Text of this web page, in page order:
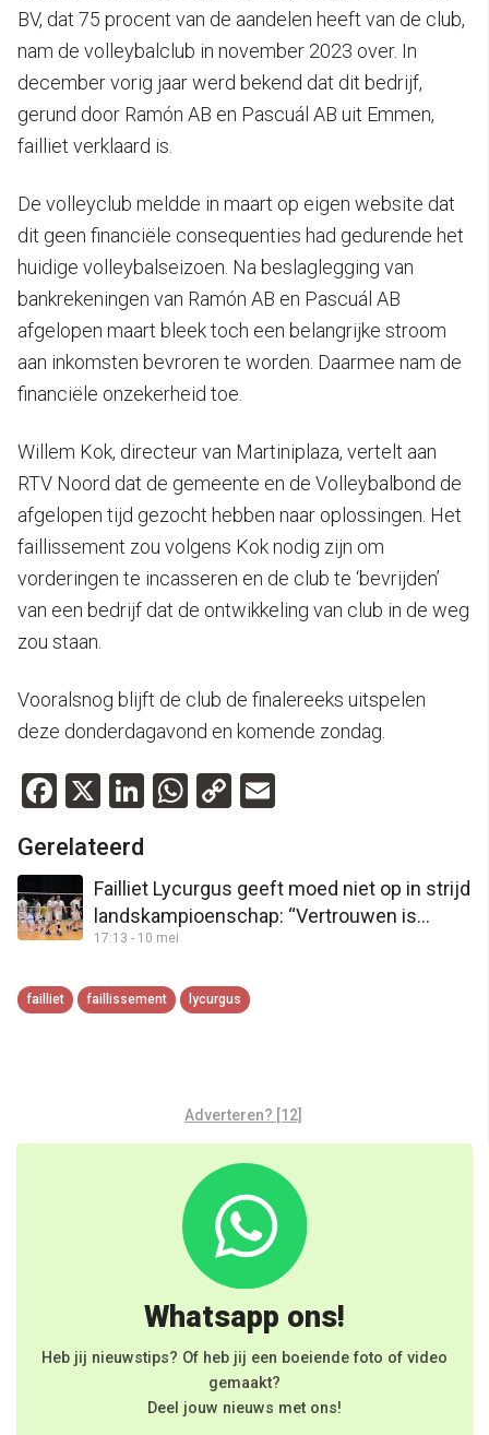
BV, dat 75 procent van de aandelen heeft van de club,
nam de volleybalclub in november 2023 over. In
december vorig jaar werd bekend dat dit bedrijf,
gerund door Ramón AB en Pascuál AB uit Emmen,
failliet verklaard is.
De volleyclub meldde in maart op eigen website dat
dit geen financiële consequenties had gedurende het
huidige volleybalseizoen. Na beslaglegging van
bankrekeningen van Ramón AB en Pascuál AB
afgelopen maart bleek toch een belangrijke stroom
aan inkomsten bevroren te worden. Daarmee nam de
financiële onzekerheid toe.
Willem Kok, directeur van Martiniplaza, vertelt aan
RTV Noord dat de gemeente en de Volleybalbond de
afgelopen tijd gezocht hebben naar oplossingen. Het
faillissement zou volgens Kok nodig zijn om
vorderingen te incasseren en de club te ‘bevrijden’
van een bedrijf dat de ontwikkeling van club in de weg
zou staan.
Vooralsnog blijft de club de finalereeks uitspelen
deze donderdagavond en komende zondag.
Facebook
X LinkedIn
WhatsApp
Copy
Gerelateerd
Failliet Lycurgus geeft moed niet op in strijd
landskampioenschap: “Vertrouwen is
groot”
17:13 - 10 mei
failliet faillissement lycurgus
Adverteren? [12]
Whatsapp ons!
Heb jij nieuwstips? Of heb jij een boeiende foto of video
gemaakt?
Deel jouw nieuws met ons!